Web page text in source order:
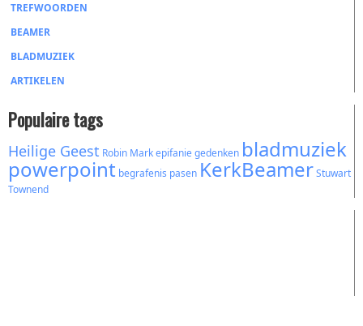
TREFWOORDEN
BEAMER
BLADMUZIEK
ARTIKELEN
Populaire tags
Heilige Geest Robin Markepifaniegedenken bladmuziek
powerpoint begrafenis pasen KerkBeamerStuwart
Townend